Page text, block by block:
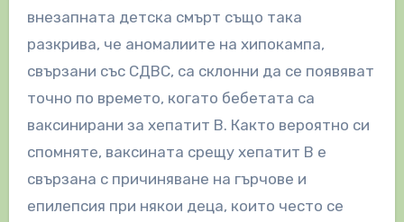
внезапната детска смърт също така
разкрива, че аномалиите на хипокампа,
свързани със СДВС, са склонни да се появяват
точно по времето, когато бебетата са
ваксинирани за хепатит B. Както вероятно си
спомняте, ваксината срещу хепатит B е
свързана с причиняване на гърчове и
епилепсия при някои деца, които често се